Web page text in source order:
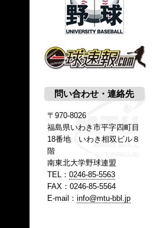
問い合わせ・連絡先
〒970-8026
福島県いわき市平字四町目
18番地 いわき相双ビル８
階
南東北大学野球連盟
TEL： 0246-85-5563
FAX：0246-85-5564
E-mail： info@mtu-bbl.jp